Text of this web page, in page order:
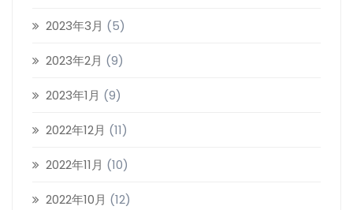
2023年3月 (5)
2023年2月 (9)
2023年1月 (9)
2022年12月 (11)
2022年11月 (10)
2022年10月 (12)